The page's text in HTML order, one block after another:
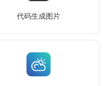
代码生成图片